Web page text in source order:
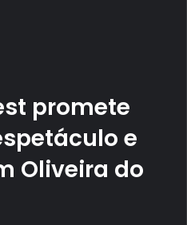
promete
e
Oliveira do